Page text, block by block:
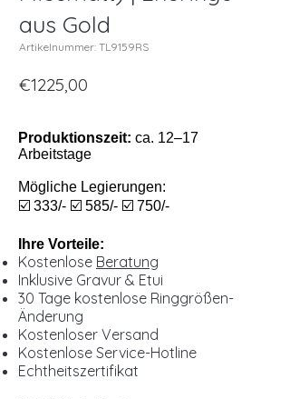
aus Gold
Artikelnummer: TL9159RS
€1225,00
Produktionszeit: ca. 12–17
Arbeitstage
Mögliche Legierungen:
☑️ 333/- ☑️ 585/- ☑️ 750/-
Ihre Vorteile:
Kostenlose Beratung
Inklusive Gravur & Etui
30 Tage kostenlose Ringgrößen-
Änderung
Kostenloser Versand
Kostenlose Service-Hotline
Echtheitszertifikat